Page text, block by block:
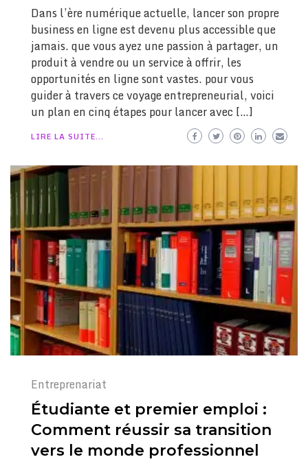
Dans l’ère numérique actuelle, lancer son propre
business en ligne est devenu plus accessible que
jamais. que vous ayez une passion à partager, un
produit à vendre ou un service à offrir, les
opportunités en ligne sont vastes. pour vous
guider à travers ce voyage entrepreneurial, voici
un plan en cinq étapes pour lancer avec […]
LIRE LA SUITE...
Entreprenariat
Étudiante et premier emploi :
Comment réussir sa transition
vers le monde professionnel